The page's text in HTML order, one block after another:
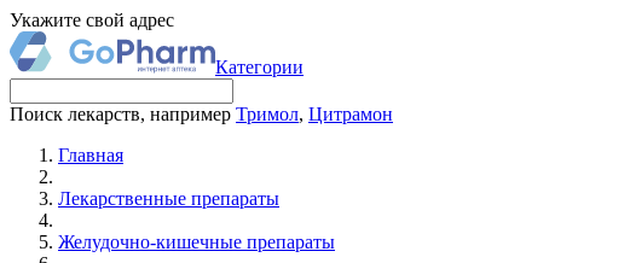
Укажите свой адрес
Категории
Поиск лекарств, например Тримол, Цитрамон
Главная
Лекарственные препараты
Желудочно-кишечные препараты